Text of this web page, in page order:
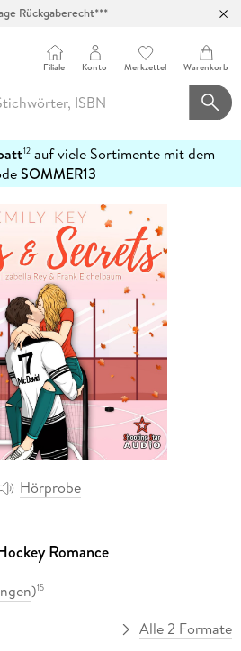
Rückgaberecht***
Filiale Konto Merkzettel Warenkorb
12auf viele Sortimente mit dem
SOMMER13
Hörprobe
Romance
)15
Alle 2 Formate